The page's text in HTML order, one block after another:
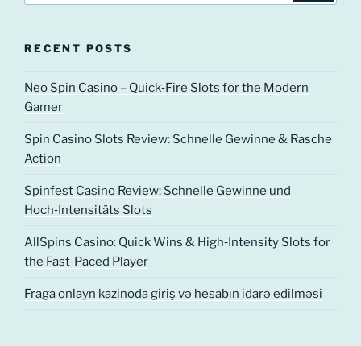
RECENT POSTS
Neo Spin Casino – Quick‑Fire Slots for the Modern
Gamer
Spin Casino Slots Review: Schnelle Gewinne & Rasche
Action
Spinfest Casino Review: Schnelle Gewinne und
Hoch‑Intensitäts Slots
AllSpins Casino: Quick Wins & High‑Intensity Slots for
the Fast‑Paced Player
Fraga onlayn kazinoda giriş və hesabın idarə edilməsi